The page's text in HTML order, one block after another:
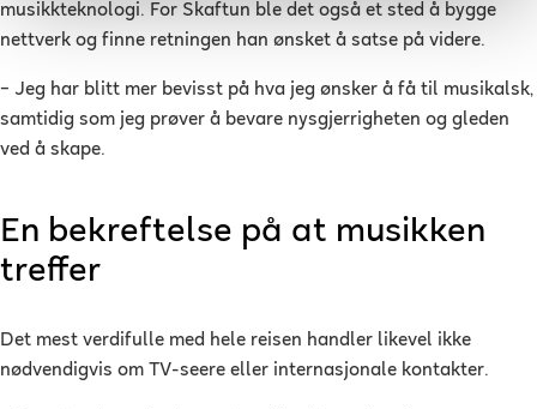
musikkteknologi. For Skaftun ble det også et sted å bygge
nettverk og finne retningen han ønsket å satse på videre.
– Jeg har blitt mer bevisst på hva jeg ønsker å få til musikalsk,
samtidig som jeg prøver å bevare nysgjerrigheten og gleden
ved å skape.
En bekreftelse på at musikken
treffer
Det mest verdifulle med hele reisen handler likevel ikke
nødvendigvis om TV-seere eller internasjonale kontakter.